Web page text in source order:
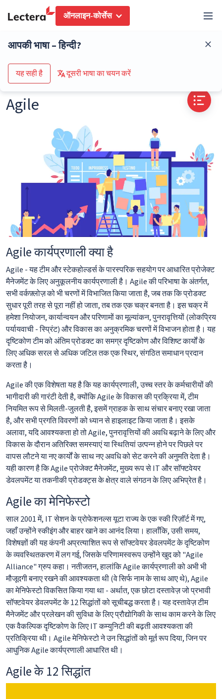
ऑनलाइन-कोर्सेस
आपकी भाषा – हिन्दी?
यह सही है दूसरी भाषा का चयन करें
शब्दकोष
कोर्स के कैटलॉग पर जाएं
Agile
Agile कार्यप्रणाली क्या है
Agile - यह टीम और स्टेकहोल्डर्स के पारस्परिक सहयोग पर आधारित प्रोजेक्ट
मैनेजमेंट के लिए अनुकूलनीय कार्यप्रणाली है। Agile की परिभाषा के अंतर्गत,
सभी वर्कफ़्लोज़ को भी चरणों में विभाजित किया जाता है, जब तक कि प्रोडक्ट
सुधार पूरी तरह से पूरा नहीं हो जाता, तब तक एक चक्र बनता है। इस चक्र में
हमेशा नियोजन, कार्यान्वयन और परिणामों का मूल्यांकन, पुनरावृत्तियों (लोकप्रिय
पर्यायवाची - स्प्रिंट) और विकास का अनुक्रमिक चरणों में विभाजन होता है। यह
दृष्टिकोण टीम को अंतिम प्रोडक्ट का समग्र दृष्टिकोण और विशिष्ट कार्यों के
लिए अधिक सरल से अधिक जटिल तक एक स्थिर, संगठित समाधान प्रदान
करता है।
Agile की एक विशेषता यह है कि यह कार्यप्रणाली, उच्च स्तर के कर्मचारीयों की
भागीदारी की गारंटी देती है, क्योंकि Agile के विकास की प्रक्रिया में, टीम
नियमित रूप से मिलती-जुलती है, इसमें ग्राहक के साथ संचार बनाए रखा जाता
है, और सभी प्रगति विवरणों को ध्यान से हाइलाइट किया जाता है। इसके
अलावा, यदि आवश्यकता हो तो Agile, पुनरावृत्तियों की अवधि बढ़ाने के लिए और
विकास के दौरान अतिरिक्त समस्याएं या स्थितियां उत्पन्न होने पर पिछले पर
वापस लौटने या नए कार्यों के साथ नए अवधि को सेट करने की अनुमति देता है।
यही कारण है कि Agile प्रोजेक्ट मैनेजमेंट, मुख्य रूप से IT और सॉफ्टवेयर
डेवलपमेंट या तकनीकी प्रोडक्ट्स के क्षेत्र वाले संगठन के लिए अभिप्रेत है।
Agile का मेनिफेस्टो
साल 2001 में, IT सेशन के प्रोफेशनल्स यूटा राज्य के एक स्की रिज़ॉर्ट में गए,
जहाँ उन्होंने स्कीइंग और बाहर खाने का आनंद लिया। हालाँकि, उसी समय,
विशेषज्ञों की यह कंपनी अप्रत्याशित रूप से सॉफ्टवेयर डेवलपमेंट के दृष्टिकोण
के व्यवस्थितकरण में लग गई, जिसके परिणामस्वरूप उन्होंने खुद को "Agile
Alliance" ग्रुप कहा। नतीजतन, हालांकि Agile कार्यप्रणाली को अभी भी
मौजूदगी बनाए रखने की आवश्यकता थी (वे सिर्फ नाम के साथ आए थे), Agile
का मेनिफेस्टो विकसित किया गया था - अर्थात, एक छोटा दस्तावेज़ जो प्रभावी
सॉफ्टवेयर डेवलपमेंट के 12 सिद्धांतों को सूचीबद्ध करता है। यह दस्तावेज़ टीम
मैनेजमेंट और प्रलेखन की सुविधा के लिए प्रौद्योगिकी के साथ काम करने के लिए
एक वैकल्पिक दृष्टिकोण के लिए IT कम्युनिटी की बढ़ती आवश्यकता की
प्रतिक्रिया थी। Agile मेनिफेस्टो ने उन सिद्धांतों को मूर्त रूप दिया, जिन पर
आधुनिक Agile कार्यप्रणाली आधारित थी।
Agile के 12 सिद्धांत